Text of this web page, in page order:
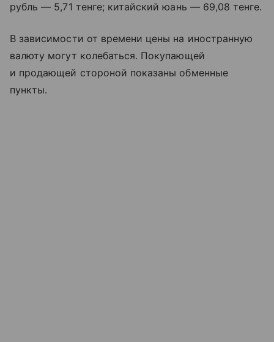
рубль — 5,71 тенге; китайский юань — 69,08 тенге.
В зависимости от времени цены на иностранную
валюту могут колебаться. Покупающей
и продающей стороной показаны обменные
пункты.